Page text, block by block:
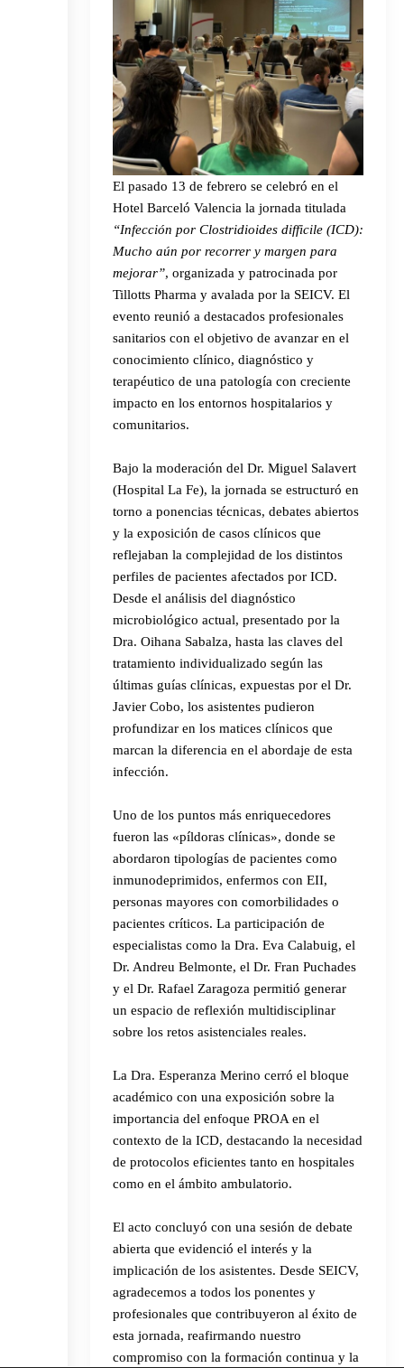
El pasado 13 de febrero se celebró en el
Hotel Barceló Valencia la jornada titulada
“Infección por Clostridioides difficile (ICD):
Mucho aún por recorrer y margen para
mejorar”, organizada y patrocinada por
Tillotts Pharma y avalada por la SEICV. El
evento reunió a destacados profesionales
sanitarios con el objetivo de avanzar en el
conocimiento clínico, diagnóstico y
terapéutico de una patología con creciente
impacto en los entornos hospitalarios y
comunitarios.
Bajo la moderación del Dr. Miguel Salavert
(Hospital La Fe), la jornada se estructuró en
torno a ponencias técnicas, debates abiertos
y la exposición de casos clínicos que
reflejaban la complejidad de los distintos
perfiles de pacientes afectados por ICD.
Desde el análisis del diagnóstico
microbiológico actual, presentado por la
Dra. Oihana Sabalza, hasta las claves del
tratamiento individualizado según las
últimas guías clínicas, expuestas por el Dr.
Javier Cobo, los asistentes pudieron
profundizar en los matices clínicos que
marcan la diferencia en el abordaje de esta
infección.
Uno de los puntos más enriquecedores
fueron las «píldoras clínicas», donde se
abordaron tipologías de pacientes como
inmunodeprimidos, enfermos con EII,
personas mayores con comorbilidades o
pacientes críticos. La participación de
especialistas como la Dra. Eva Calabuig, el
Dr. Andreu Belmonte, el Dr. Fran Puchades
y el Dr. Rafael Zaragoza permitió generar
un espacio de reflexión multidisciplinar
sobre los retos asistenciales reales.
La Dra. Esperanza Merino cerró el bloque
académico con una exposición sobre la
importancia del enfoque PROA en el
contexto de la ICD, destacando la necesidad
de protocolos eficientes tanto en hospitales
como en el ámbito ambulatorio.
El acto concluyó con una sesión de debate
abierta que evidenció el interés y la
implicación de los asistentes. Desde SEICV,
agradecemos a todos los ponentes y
profesionales que contribuyeron al éxito de
esta jornada, reafirmando nuestro
compromiso con la formación continua y la